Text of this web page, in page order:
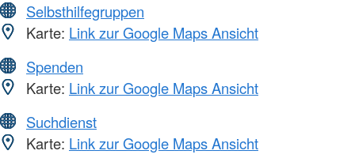
Selbsthilfegruppen
Karte: Link zur Google Maps Ansicht
Spenden
Karte: Link zur Google Maps Ansicht
Suchdienst
Karte: Link zur Google Maps Ansicht